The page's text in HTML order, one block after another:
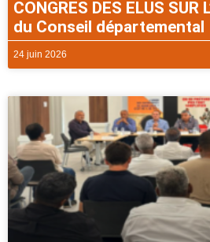
CONGRES DES ELUS SUR
du Conseil départemental
24 juin 2026